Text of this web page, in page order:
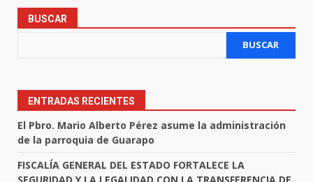
BUSCAR
BUSCAR
ENTRADAS RECIENTES
El Pbro. Mario Alberto Pérez asume la administración
de la parroquia de Guarapo
FISCALÍA GENERAL DEL ESTADO FORTALECE LA
SEGURIDAD Y LA LEGALIDAD CON LA TRANSFERENCIA DE